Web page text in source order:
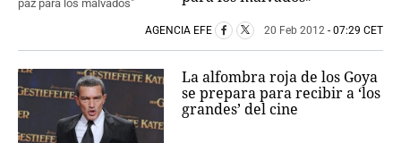
AGENCIA EFE 20 Feb 2012 - 07:29 CET
La alfombra roja de los Goya
se prepara para recibir a ‘los
grandes’ del cine